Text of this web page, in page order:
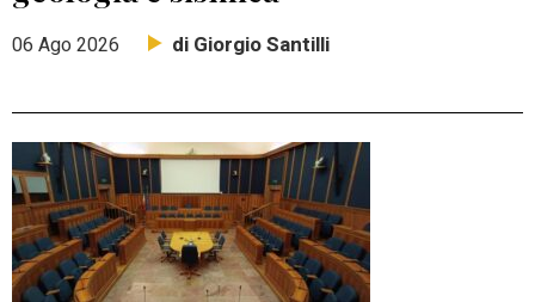
06 Ago 2026 di Giorgio Santilli